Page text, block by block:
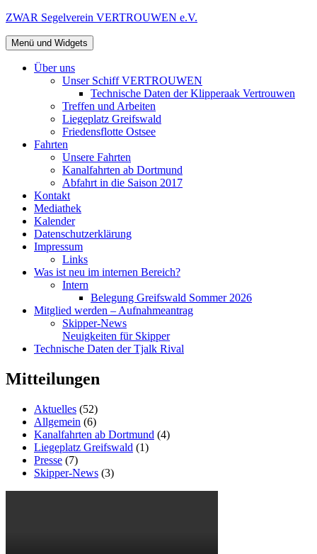
Zum
springen
ZWAR Segelverein VERTROUWEN e.V.
Menü und Widgets
Über uns
Unser Schiff VERTROUWEN
Technische Daten der Klipperaak Vertrouwen
Treffen und Arbeiten
Liegeplatz Greifswald
Friedensflotte Ostsee
Fahrten
Unsere Fahrten
Kanalfahrten ab Dortmund
Abfahrt in die Saison 2017
Kontakt
Mediathek
Kalender
Datenschutzerklärung
Impressum
Links
Was ist neu im internen Bereich?
Intern
Belegung Greifswald Sommer 2026
Mitglied werden – Aufnahmeantrag
Skipper-News
Neuigkeiten für Skipper
Technische Daten der Tjalk Rival
Mitteilungen
Aktuelles (52)
Allgemein (6)
Kanalfahrten ab Dortmund (4)
Liegeplatz Greifswald (1)
Presse (7)
Skipper-News (3)